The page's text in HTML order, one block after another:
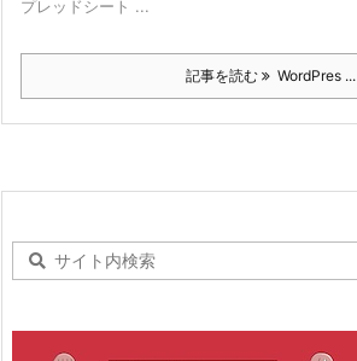
プレッドシート ...
記事を読む WordPres ...